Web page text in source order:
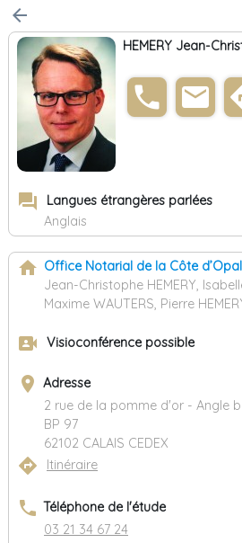
arrow_back
HEMERY Jean-
phone email
forum
Langues étrangères parlées
Anglais
home Office Notarial de la Côte
Jean-Christophe HEMERY,
Maxime WAUTERS, Pierre
video_camera_front Visioconférence possible
place Adresse
2 rue de la pomme d'or - Angle
BP 97
62102 CALAIS CEDEX
directions Itinéraire
phone Téléphone de l'étude
03 21 34 67 24